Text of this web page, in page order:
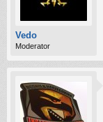
Vedo
Moderator